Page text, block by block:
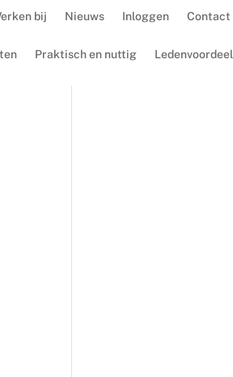
bij Nieuws Inloggen Contact
Praktisch en nuttig Ledenvoordeel